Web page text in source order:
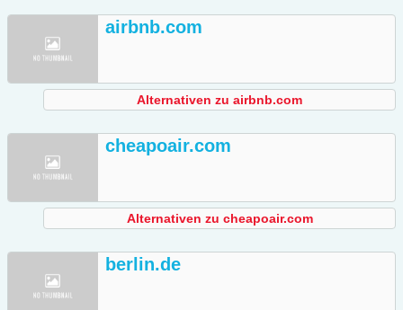
airbnb.com
Alternativen zu airbnb.com
cheapoair.com
Alternativen zu cheapoair.com
berlin.de